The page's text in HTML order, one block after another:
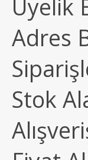
Üyelik
Adres
Stok